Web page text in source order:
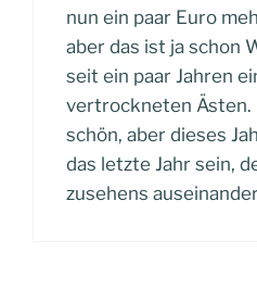
nun ein paar Euro
aber das ist ja schon
seit ein paar Jahren
vertrockneten Ästen.
schön, aber dieses
das letzte Jahr sein,
zusehens